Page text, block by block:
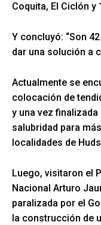
Coquita, El Ciclón y
Y concluyó: “Son
dar una solución a
Actualmente se
colocación de
y una vez
salubridad para
localidades de
Luego, visitaron el
Nacional Arturo
paralizada por el
la construcción de